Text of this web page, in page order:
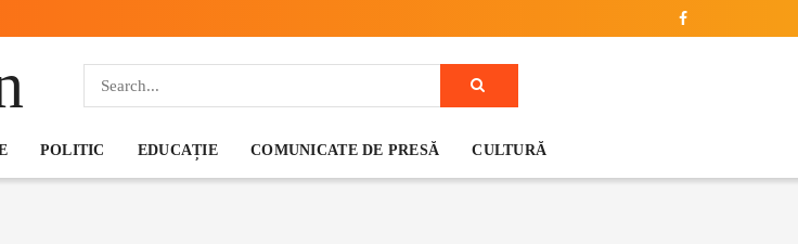
POLITIC EDUCAȚIE COMUNICATE DE PRESĂ CULTURĂ